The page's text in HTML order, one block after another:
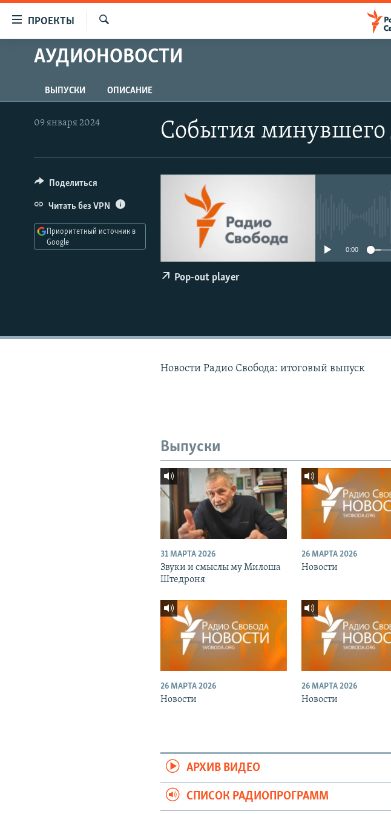
упрощенного
доступа
Вернуться
к
основному
главной
Вернутся
ПРОЕКТЫ
ПРОГРАММЫ
АВТОРСКИЕ ПРОЕКТЫ
ЦИТАТЫ СВОБОДЫ
IDEL.РЕАЛИИ
КАВКАЗ.РЕАЛИИ
СЕВЕР.РЕАЛИИ
СИБИРЬ.РЕАЛИИ
АУДИОНОВОСТИ
ВЫПУСКИ ОПИСАНИЕ
События минувшего
09 января 2024
0:00
Pop-out player
Поделиться
Читать без VPN
Приоритетный источник в
Google
Новости Радио Свобода: итоговый выпуск
Выпуски
31 МАРТА 2026
Звуки и смыслы му Милоша
Штедроня
26 МАРТА 2026
Новости
26 МАРТА 2026
Новости
26 МАРТА 2026
Новости
АРХИВ ВИДЕО
СПИСОК РАДИОПРОГРАММ